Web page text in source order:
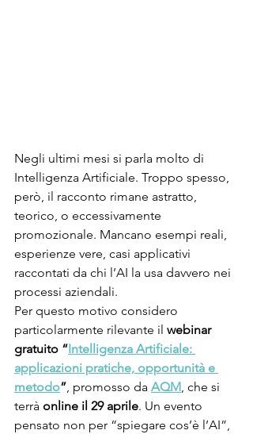
Negli ultimi mesi si parla molto di
Intelligenza Artificiale. Troppo spesso,
però, il racconto rimane astratto,
teorico, o eccessivamente
promozionale. Mancano esempi reali,
esperienze vere, casi applicativi
raccontati da chi l’AI la usa davvero nei
processi aziendali.
Per questo motivo considero
particolarmente rilevante il webinar
gratuito “Intelligenza Artificiale:
applicazioni pratiche, opportunità e
metodo” , promosso da AQM , che si
terrà online il 29 aprile. Un evento
pensato non per “spiegare cos’è l’AI”,